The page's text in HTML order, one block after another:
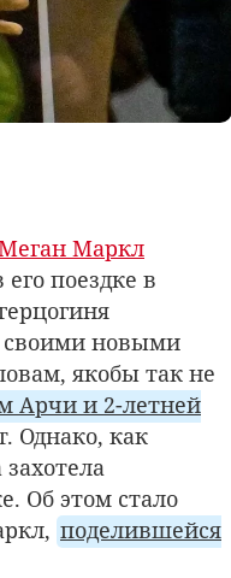
Маркл
поездке в
своими новыми
якобы так не
Арчи и 2-летней
Однако, как
Об этом стало
поделившейся